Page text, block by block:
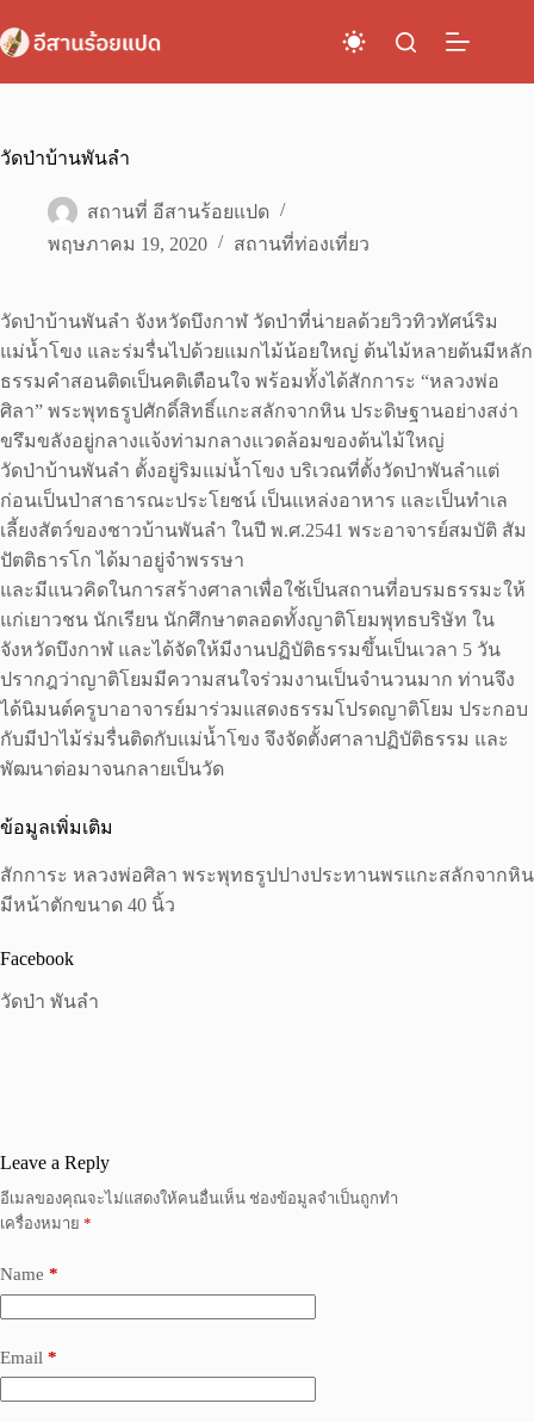
to
content
วัดป่าบ้านพันลำ
สถานที่ อีสานร้อยแปด
พฤษภาคม 19, 2020
สถานที่ท่องเที่ยว
วัดป่าบ้านพันลำ จังหวัดบึงกาฬ วัดป่าที่น่ายลด้วยวิวทิวทัศน์ริม
แม่น้ำโขง และร่มรื่นไปด้วยแมกไม้น้อยใหญ่ ต้นไม้หลายต้นมีหลัก
ธรรมคำสอนติดเป็นคติเตือนใจ พร้อมทั้งได้สักการะ “หลวงพ่อ
ศิลา” พระพุทธรูปศักดิ์สิทธิ์แกะสลักจากหิน ประดิษฐานอย่างสง่า
ขรึมขลังอยู่กลางแจ้งท่ามกลางแวดล้อมของต้นไม้ใหญ่
วัดป่าบ้านพันลำ ตั้งอยู่ริมแม่น้ำโขง บริเวณที่ตั้งวัดป่าพันลำแต่
ก่อนเป็นป่าสาธารณะประโยชน์ เป็นแหล่งอาหาร และเป็นทำเล
เลี้ยงสัตว์ของชาวบ้านพันลำ ในปี พ.ศ.2541 พระอาจารย์สมบัติ สัม
ปัตติธารโก ได้มาอยู่จำพรรษา
และมีแนวคิดในการสร้างศาลาเพื่อใช้เป็นสถานที่อบรมธรรมะให้
แก่เยาวชน นักเรียน นักศึกษาตลอดทั้งญาติโยมพุทธบริษัท ใน
จังหวัดบึงกาฬ และได้จัดให้มีงานปฏิบัติธรรมขึ้นเป็นเวลา 5 วัน
ปรากฎว่าญาติโยมมีความสนใจร่วมงานเป็นจำนวนมาก ท่านจึง
ได้นิมนต์ครูบาอาจารย์มาร่วมแสดงธรรมโปรดญาติโยม ประกอบ
กับมีป่าไม้ร่มรื่นติดกับแม่น้ำโขง จึงจัดตั้งศาลาปฏิบัติธรรม และ
พัฒนาต่อมาจนกลายเป็นวัด
ข้อมูลเพิ่มเติม
สักการะ หลวงพ่อศิลา พระพุทธรูปปางประทานพรแกะสลักจากหิน
มีหน้าตักขนาด 40 นิ้ว
Facebook
วัดป่า พันลำ
Leave a Reply
อีเมลของคุณจะไม่แสดงให้คนอื่นเห็น ช่องข้อมูลจำเป็นถูกทำ
เครื่องหมาย *
Name *
Email *